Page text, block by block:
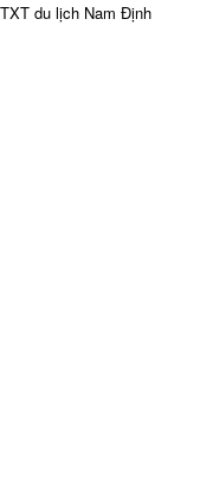
du lịch Nam Định